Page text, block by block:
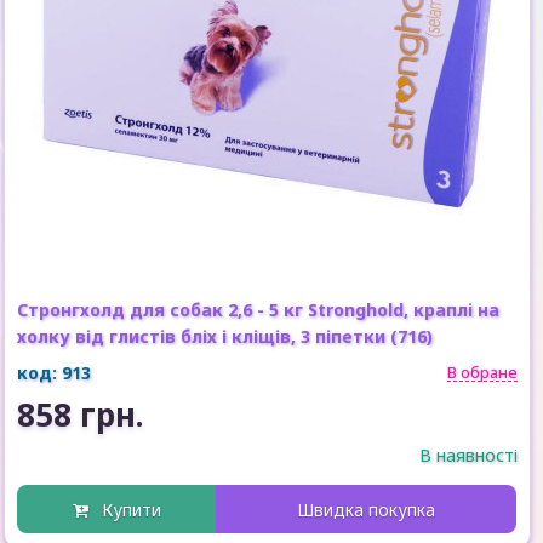
Стронгхолд для собак 2,6 - 5 кг Stronghold, краплі на
холку від глистів бліх і кліщів, 3 піпетки (716)
код: 913
В обране
858 грн.
В наявності
Купити Швидка покупка